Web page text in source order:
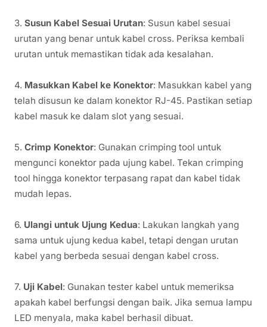
3. Susun Kabel Sesuai Urutan: Susun kabel sesuai
urutan yang benar untuk kabel cross. Periksa kembali
urutan untuk memastikan tidak ada kesalahan.
4. Masukkan Kabel ke Konektor: Masukkan kabel yang
telah disusun ke dalam konektor RJ-45. Pastikan setiap
kabel masuk ke dalam slot yang sesuai.
5. Crimp Konektor: Gunakan crimping tool untuk
mengunci konektor pada ujung kabel. Tekan crimping
tool hingga konektor terpasang rapat dan kabel tidak
mudah lepas.
6. Ulangi untuk Ujung Kedua: Lakukan langkah yang
sama untuk ujung kedua kabel, tetapi dengan urutan
kabel yang berbeda sesuai dengan kabel cross.
7. Uji Kabel: Gunakan tester kabel untuk memeriksa
apakah kabel berfungsi dengan baik. Jika semua lampu
LED menyala, maka kabel berhasil dibuat.